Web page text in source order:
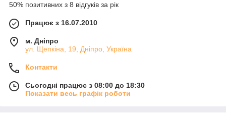
світлодіодів на 1 м). Бувають стрічки жовтого, червоного,
синього, зеленого кольорів і мультиколір.
50% позитивних з 8 відгуків за рік
Працює з 16.07.2010
м. Дніпро
ул. Щепкіна, 19, Дніпро, Україна
Контакти
Сьогодні працює з 08:00 до 18:30
Показати весь графік роботи